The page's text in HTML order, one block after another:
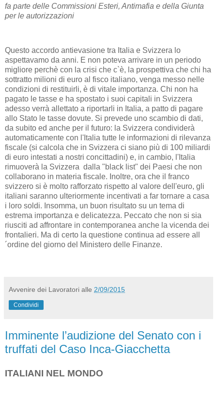
fa parte delle Commissioni Esteri, Antimafia e della Giunta
per le autorizzazioni
Questo accordo antievasione tra Italia e Svizzera lo
aspettavamo da anni. E non poteva arrivare in un periodo
migliore perchè con la crisi che c`è, la prospettiva che chi ha
sottratto milioni di euro al fisco italiano, venga messo nelle
condizioni di restituirli, è di vitale importanza. Chi non ha
pagato le tasse e ha spostato i suoi capitali in Svizzera
adesso verrà allettato a riportarli in Italia, a patto di pagare
allo Stato le tasse dovute. Si prevede uno scambio di dati,
da subito ed anche per il futuro: la Svizzera condividerà
automaticamente con l'Italia tutte le informazioni di rilevanza
fiscale (si calcola che in Svizzera ci siano più di 100 miliardi
di euro intestati a nostri concittadini) e, in cambio, l'Italia
rimuoverà la Svizzera dalla "black list" dei Paesi che non
collaborano in materia fiscale. Inoltre, ora che il franco
svizzero si è molto rafforzato rispetto al valore dell'euro, gli
italiani saranno ulteriormente incentivati a far tornare a casa
i loro soldi. Insomma, un buon risultato su un tema di
estrema importanza e delicatezza. Peccato che non si sia
riusciti ad affrontare in contemporanea anche la vicenda dei
frontalieri. Ma di certo la questione continua ad essere all
´ordine del giorno del Ministero delle Finanze.
Avvenire dei Lavoratori alle 2/09/2015
Condividi
Imminente l’audizione del Senato con i
truffati del Caso Inca-Giacchetta
ITALIANI NEL MONDO